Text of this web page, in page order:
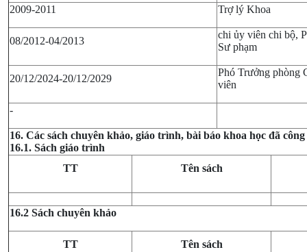
2009-2011 Trợ lý Khoa
08/2012-04/2013
chi ủy viên chi bộ,
Sư phạm
20/12/2024-20/12/2029
Phó Trưởng phòng
viên
-
16. Các sách chuyên khảo, giáo trình, bài báo khoa học đã công
16.1. Sách giáo trình
TT
Tên sách
16.2 Sách chuyên khảo
TT Tên sách